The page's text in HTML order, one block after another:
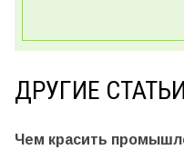
ДРУГИЕ СТАТЬИ
Чем красить